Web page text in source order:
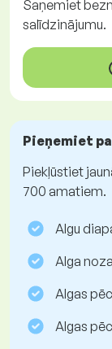
Saņemiet
salīdzinājumu.
Pieņemiet
Piekļūstiet
700 amatiem.
Algu
Alga
Algas
Algas